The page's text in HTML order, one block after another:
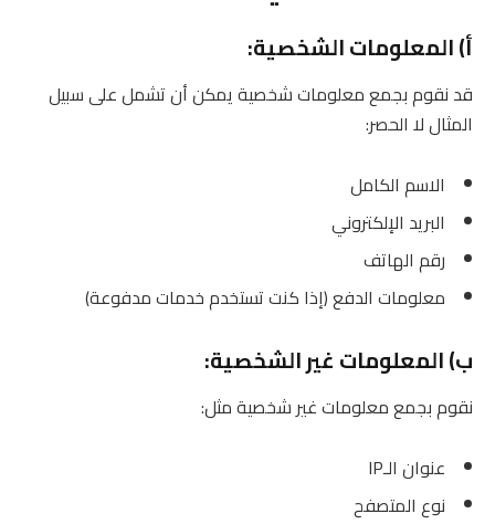
أ) المعلومات الشخصية:
قد نقوم بجمع معلومات شخصية يمكن أن تشمل على سبيل
المثال لا الحصر:
الاسم الكامل
البريد الإلكتروني
رقم الهاتف
معلومات الدفع (إذا كنت تستخدم خدمات مدفوعة)
ب) المعلومات غير الشخصية:
نقوم بجمع معلومات غير شخصية مثل:
عنوان الـIP
نوع المتصفح